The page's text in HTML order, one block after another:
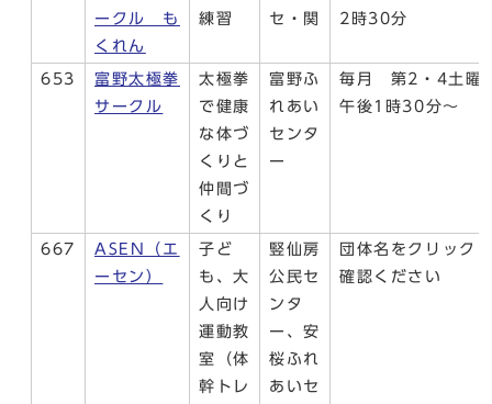
ークル も
くれん
練習
セ・関
2時30分
653
富野太極拳
サークル
太極拳
で健康
な体づ
くりと
仲間づ
くり
富野ふ
れあい
センタ
ー
毎月 第2・4土
午後1時30分～
667
ASEN（エ
ーセン）
子ど
も、大
人向け
運動教
室（体
幹トレ
竪仙房
公民セ
ンタ
ー、安
桜ふれ
あいセ
団体名をクリック
確認ください